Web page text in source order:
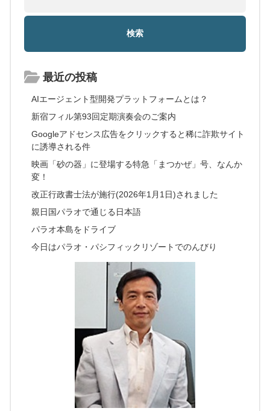
最近の投稿
AIエージェント型開発プラットフォームとは？
新宿フィル第93回定期演奏会のご案内
Googleアドセンス広告をクリックすると稀に詐欺サイト
に誘導される件
映画「砂の器」に登場する特急「まつかぜ」号、なんか
変！
改正行政書士法が施行(2026年1月1日)されました
親日国パラオで通じる日本語
パラオ本島をドライブ
今日はパラオ・パシフィックリゾートでのんびり